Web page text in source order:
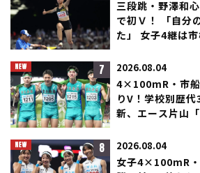
三段跳・野澤和
で初Ｖ！ 「自分
た」 女子4継は
7 2026.08.04
4×100mR・市
りV！学校別歴
新、エース片山
8 2026.08.04
女子4×100mR